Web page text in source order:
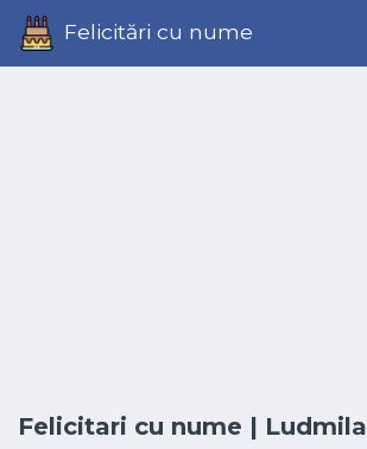
Felicitări cu nume
Felicitari cu nume | Ludmila